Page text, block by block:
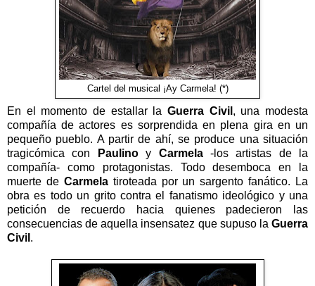
Cartel del musical ¡Ay Carmela! (*)
En el momento de estallar la Guerra Civil , una modesta
compañía de actores es sorprendida en plena gira en un
pequeño pueblo. A partir de ahí, se produce una situación
tragicómica con
Paulinoy Carmela-los artistas de la
compañía- como protagonistas. Todo desemboca en la
muerte de Carmelatiroteada por un sargento fanático. La
obra es todo un grito contra el fanatismo ideológico y una
petición de recuerdo hacia quienes padecieron las
consecuencias de aquella insensatez que supuso la Guerra
Civil .